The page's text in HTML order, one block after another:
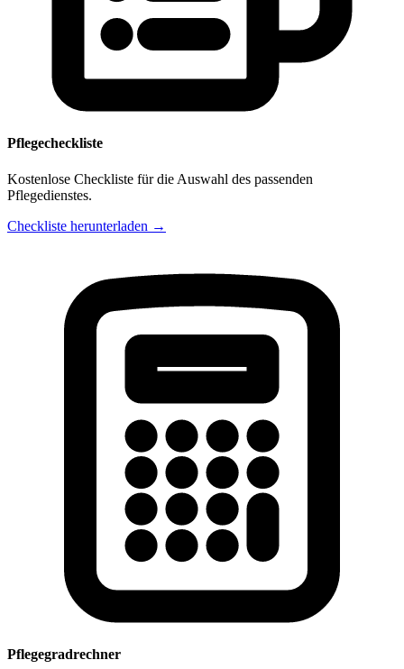
Pflegecheckliste
Kostenlose Checkliste für die Auswahl des passenden
Pflegedienstes.
Checkliste herunterladen →
Pflegegradrechner